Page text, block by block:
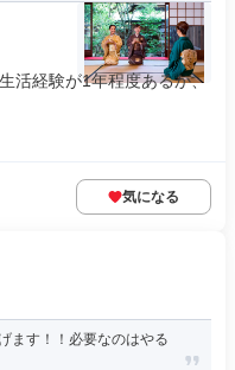
活経験が1年程度あるか、
気になる
ます！！必要なのはやる